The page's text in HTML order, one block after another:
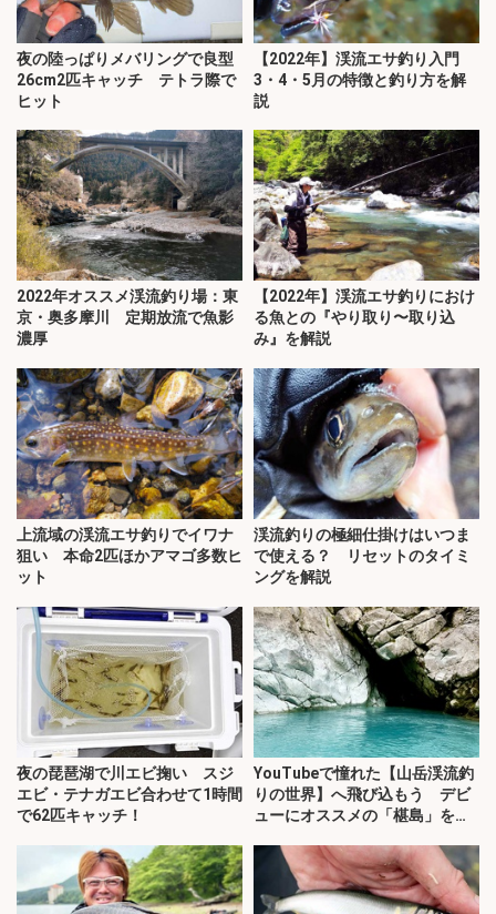
夜の陸っぱりメバリングで良型
26cm2匹キャッチ テトラ際で
ヒット
【2022年】渓流エサ釣り入門
3・4・5月の特徴と釣り方を解
説
2022年オススメ渓流釣り場：東
京・奥多摩川 定期放流で魚影
濃厚
【2022年】渓流エサ釣りにおけ
る魚との『やり取り〜取り込
み』を解説
上流域の渓流エサ釣りでイワナ
狙い 本命2匹ほかアマゴ多数ヒ
ット
渓流釣りの極細仕掛けはいつま
で使える？ リセットのタイミ
ングを解説
夜の琵琶湖で川エビ掬い スジ
エビ・テナガエビ合わせて1時間
で62匹キャッチ！
YouTubeで憧れた【山岳渓流釣
りの世界】へ飛び込もう デビ
ューにオススメの「椹島」を紹